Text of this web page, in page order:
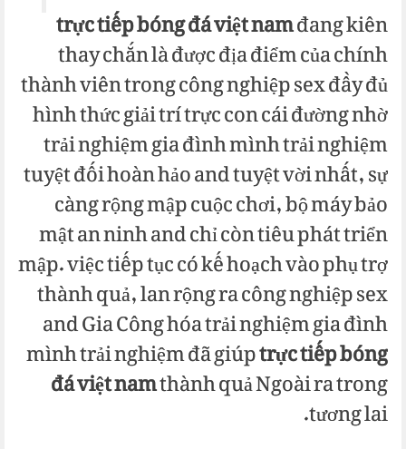
trực tiếp bóng đá việt namđang kiên
thay chắn là được địa điểm của chính
thành viên trong công nghiệp sex đầy đủ
hình thức giải trí trực con cái đường nhờ
trải nghiệm gia đình mình trải nghiệm
tuyệt đối hoàn hảo and tuyệt vời nhất, sự
càng rộng mập cuộc chơi, bộ máy bảo
mật an ninh and chỉ còn tiêu phát triển
mập. việc tiếp tục có kế hoạch vào phụ trợ
thành quả, lan rộng ra công nghiệp sex
and Gia Công hóa trải nghiệm gia đình
mình trải nghiệm đã giúptrực tiếp bóng
đá việt namthành quả Ngoài ra trong
tương lai.